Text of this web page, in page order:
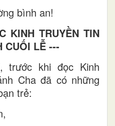
bình an!
KINH TRUYỀN TIN
CUỐI LỄ ---
trước khi đọc Kinh
Cha đã có những
trẻ: